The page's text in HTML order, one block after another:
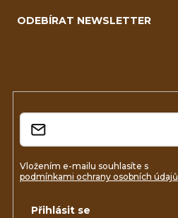
ODEBÍRAT NEWSLETTER
Vložením e-mailu souhlasíte s
podmínkami ochrany osobních údajů
Přihlásit se